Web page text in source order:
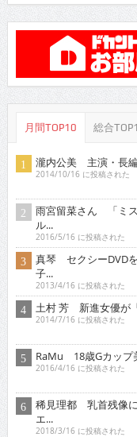
月間TOP10 総合
瀧内公美 主演・長
2014/10/16 に投稿された
雨宮留菜さん 「ミ
ル...
2016/5/16 に投稿された
真琴 セクシーDVD
子...
2013/4/16 に投稿された
土村 芳 新進女優が
2014/7/16 に投稿された
RaMu 18歳Gカップ
2016/4/16 に投稿された
稀見理都 乳首残像
エ...
2018/3/16 に投稿された